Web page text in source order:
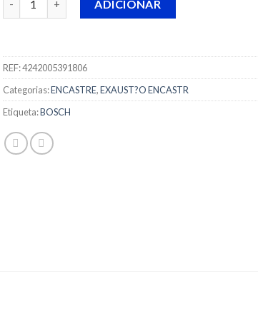
ADICIONAR
REF:4242005391806
Categorias:ENCASTRE,EXAUST?O ENCASTR
Etiqueta:BOSCH